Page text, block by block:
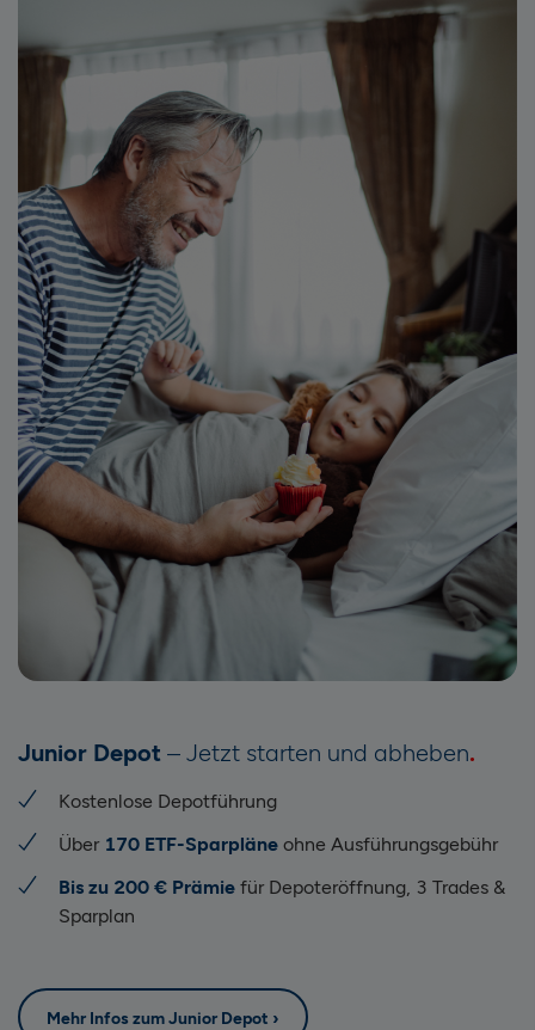
Junior Depot – Jetzt starten und abheben
Kostenlose Depotführung
Über 170 ETF-Sparpläne ohne Ausführungsgebühr
Bis zu 200 € Prämie für Depoteröffnung, 3 Trades &
Sparplan
Mehr Infos zum Junior Depot ›